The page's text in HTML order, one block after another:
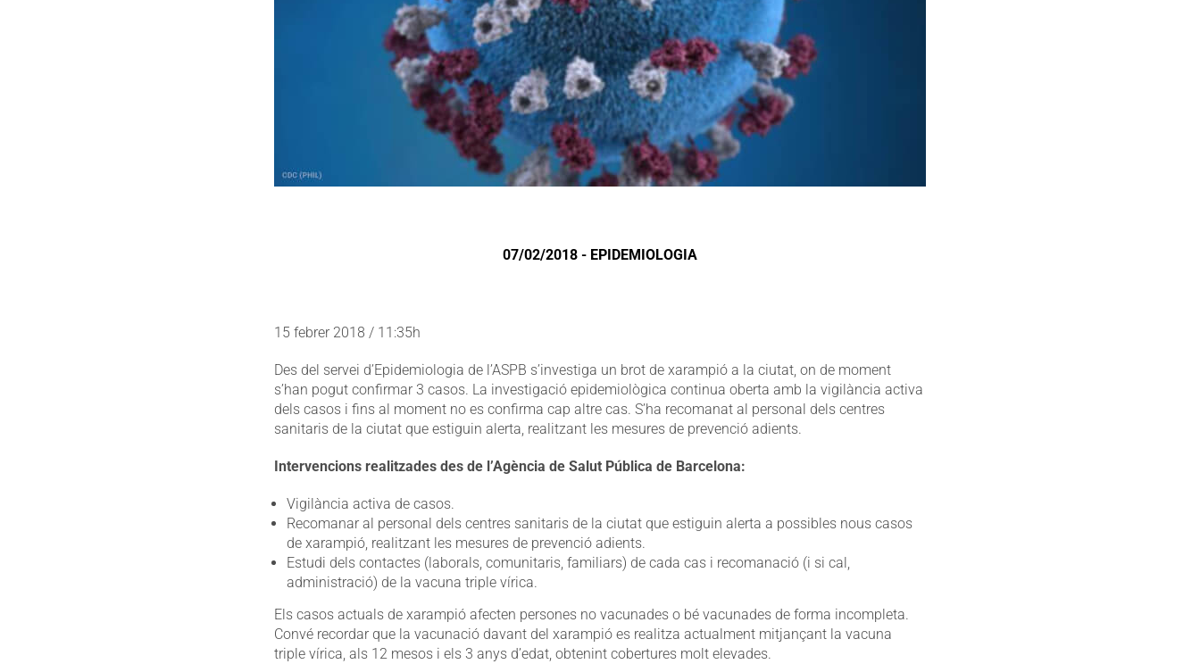
07/02/2018 - EPIDEMIOLOGIA
15 febrer 2018 / 11:35h
Des del servei d’Epidemiologia de l’ASPB s’investiga un brot de xarampió a la ciutat, on de moment
s’han pogut confirmar 3 casos. La investigació epidemiològica continua oberta amb la vigilància activa
dels casos i fins al moment no es confirma cap altre cas. S’ha recomanat al personal dels centres
sanitaris de la ciutat que estiguin alerta, realitzant les mesures de prevenció adients.
Intervencions realitzades des de l’Agència de Salut Pública de Barcelona:
Vigilància activa de casos.
Recomanar al personal dels centres sanitaris de la ciutat que estiguin alerta a possibles nous casos
de xarampió, realitzant les mesures de prevenció adients.
Estudi dels contactes (laborals, comunitaris, familiars) de cada cas i recomanació (i si cal,
administració) de la vacuna triple vírica.
Els casos actuals de xarampió afecten persones no vacunades o bé vacunades de forma incompleta.
Convé recordar que la vacunació davant del xarampió es realitza actualment mitjançant la vacuna
triple vírica, als 12 mesos i els 3 anys d’edat, obtenint cobertures molt elevades.